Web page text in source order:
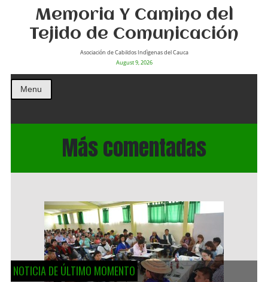
Memoria Y Camino del
Tejido de Comunicación
Asociación de Cabildos Indìgenas del Cauca
August 9, 2026
Menu
Más comentadas
NOTICIA DE ÚLTIMO MOMENTO